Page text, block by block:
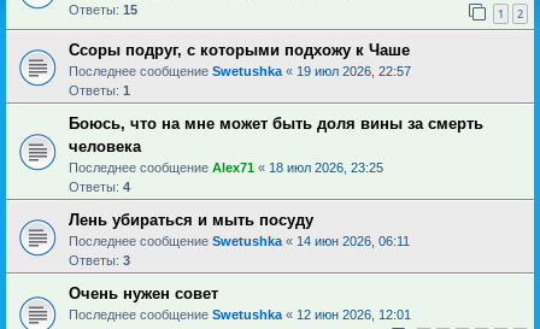
Ответы: 15 1 2
Ссоры подруг, с которыми подхожу к Чаше
Последнее сообщение Swetushka « 19 июл 2026, 22:57
Ответы: 1
Боюсь, что на мне может быть доля вины за смерть
человека
Последнее сообщение Alex71 « 18 июл 2026, 23:25
Ответы: 4
Лень убираться и мыть посуду
Последнее сообщение Swetushka « 14 июн 2026, 06:11
Ответы: 3
Очень нужен совет
Последнее сообщение Swetushka « 12 июн 2026, 12:01